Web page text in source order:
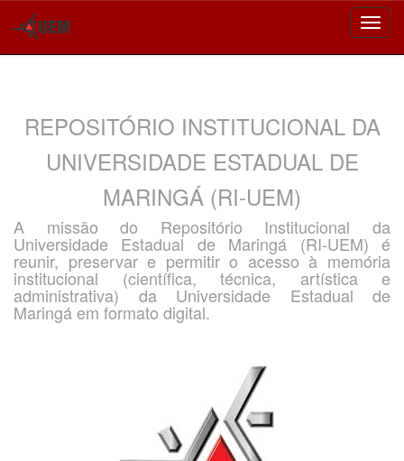
REPOSITÓRIO INSTITUCIONAL DA
UNIVERSIDADE ESTADUAL DE
MARINGÁ (RI-UEM)
A missão do Repositório Institucional da
Universidade Estadual de Maringá (RI-UEM) é
reunir, preservar e permitir o acesso à memória
institucional (científica, técnica, artística e
administrativa) da Universidade Estadual de
Maringá em formato digital.